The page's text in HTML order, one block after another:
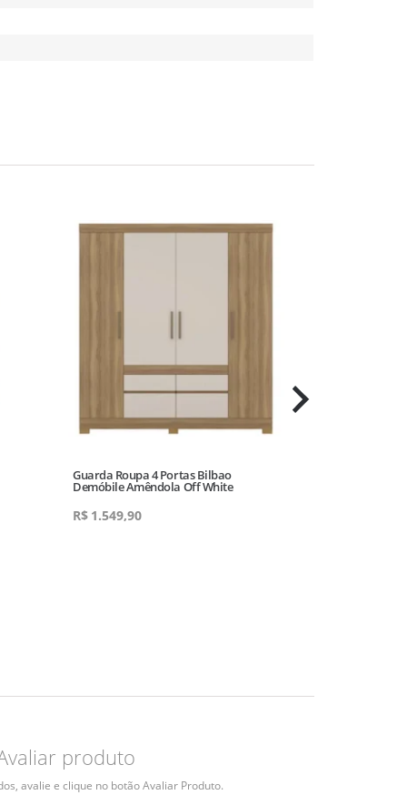
Guarda Roupa 4 Portas Bilbao
Demóbile Amêndola Off White
R$ 1.549,90
produto
avalie e clique no botão Avaliar Produto.